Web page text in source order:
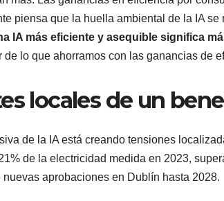
piensa que la huella ambiental de la IA
IA más eficiente y asequible significa
de lo que ahorramos con las ganancias de
locales de un
de la IA está creando tensiones
de la electricidad medida en 2023,
nuevas aprobaciones en Dublín hasta 2028.